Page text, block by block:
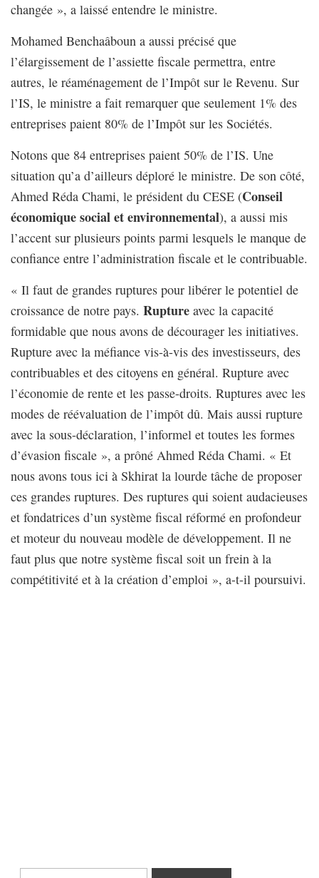
changée », a laissé entendre le ministre.
Mohamed Benchaâboun a aussi précisé que
l’élargissement de l’assiette fiscale permettra, entre
autres, le réaménagement de l’Impôt sur le Revenu. Sur
l’IS, le ministre a fait remarquer que seulement 1% des
entreprises paient 80% de l’Impôt sur les Sociétés.
Notons que 84 entreprises paient 50% de l’IS. Une
situation qu’a d’ailleurs déploré le ministre. De son côté,
Ahmed Réda Chami, le président du CESE (Conseil
économique social et environnemental), a aussi mis
l’accent sur plusieurs points parmi lesquels le manque de
confiance entre l’administration fiscale et le contribuable.
« Il faut de grandes ruptures pour libérer le potentiel de
croissance de notre pays. Rupture avec la capacité
formidable que nous avons de décourager les initiatives.
Rupture avec la méfiance vis-à-vis des investisseurs, des
contribuables et des citoyens en général. Rupture avec
l’économie de rente et les passe-droits. Ruptures avec les
modes de réévaluation de l’impôt dû. Mais aussi rupture
avec la sous-déclaration, l’informel et toutes les formes
d’évasion fiscale », a prôné Ahmed Réda Chami. « Et
nous avons tous ici à Skhirat la lourde tâche de proposer
ces grandes ruptures. Des ruptures qui soient audacieuses
et fondatrices d’un système fiscal réformé en profondeur
et moteur du nouveau modèle de développement. Il ne
faut plus que notre système fiscal soit un frein à la
compétitivité et à la création d’emploi », a-t-il poursuivi.